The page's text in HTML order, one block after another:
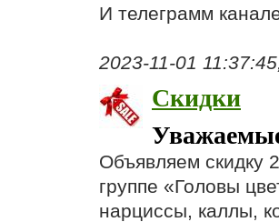
И телеграмм
2023-11-01
Скидки
Объявляем скидку
группе «Головы
нарциссы, каллы,